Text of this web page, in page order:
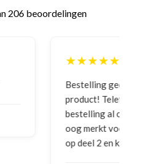
206 beoordelingen
goede prijzen en
gehad en 1e deel
met gifts, waardoor je
Nu nog wachten